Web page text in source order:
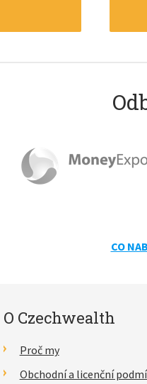
CO
O Czechwealth
Proč my
Obchodní a licenční